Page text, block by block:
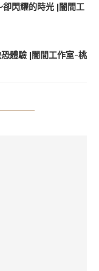
卻閃耀的時光 |闇間工
恐體驗 |闇間工作室-桃